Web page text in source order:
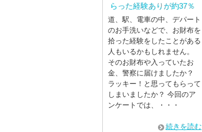
らった経験ありが約37％
道、駅、電車の中、デパート
のお手洗いなどで、お財布を
拾った経験をしたことがある
人もいるかもしれません。
そのお財布や入っていたお
金、警察に届けましたか？
ラッキー！と思ってもらって
しまいましたか？ 今回のア
ンケートでは、・・・
続きを読む